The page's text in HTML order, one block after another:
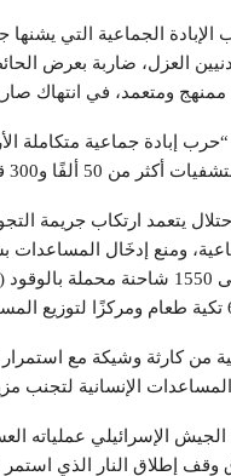
الجماعية التي يشنها
العزل، ضاربة بعرض
ممنهج ومتعمد، في انتهاك
بينهم أكثر من 30 ألف طفل وامرأة.
يتعمد ارتكاب جريمة
شاحنة مساعدات، بالإضافة إلى
من كارثة وشيكة مع استمرار
الإنسانية لتجنب
إطلاق النار الذي استمر قرابة